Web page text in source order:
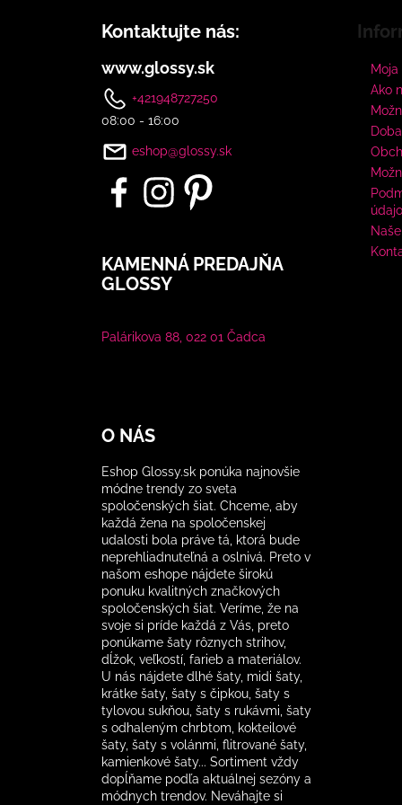
Kontaktujte nás:
www.glossy.sk
+421948727250
08:00 - 16:00
eshop@glossy.sk
KAMENNÁ PREDAJŇA
GLOSSY
Palárikova 88, 022 01 Čadca
Ako
O NÁS
Eshop Glossy.sk ponúka najnovšie
módne trendy zo sveta
spoločenských šiat. Chceme, aby
každá žena na spoločenskej
udalosti bola práve tá, ktorá bude
neprehliadnuteľná a oslnivá. Preto v
našom eshope nájdete širokú
ponuku kvalitných značkových
spoločenských šiat. Veríme, že na
svoje si príde každá z Vás, preto
ponúkame šaty rôznych strihov,
dĺžok, veľkostí, farieb a materiálov.
U nás nájdete dlhé šaty, midi šaty,
krátke šaty, šaty s čipkou, šaty s
tylovou sukňou, šaty s rukávmi, šaty
s odhaleným chrbtom, kokteilové
šaty, šaty s volánmi, flitrované šaty,
kamienkové šaty... Sortiment vždy
dopĺňame podľa aktuálnej sezóny a
módnych trendov. Neváhajte si